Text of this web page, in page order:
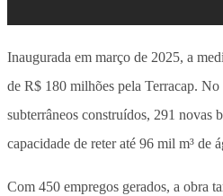
Inaugurada em março de 2025, a
de R$ 180 milhões pela Terracap.
subterrâneos construídos, 291 novas
capacidade de reter até 96 mil m³ de
Com 450 empregos gerados, a obra